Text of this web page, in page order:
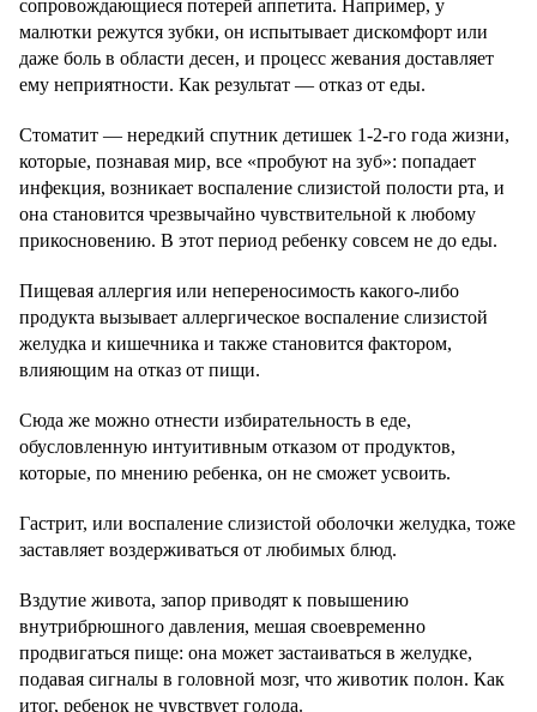
сопровождающиеся потерей аппетита. Например, у
малютки режутся зубки, он испытывает дискомфорт или
даже боль в области десен, и процесс жевания доставляет
ему неприятности. Как результат — отказ от еды.
Стоматит — нередкий спутник детишек 1-2-го года жизни,
которые, познавая мир, все «пробуют на зуб»: попадает
инфекция, возникает воспаление слизистой полости рта, и
она становится чрезвычайно чувствительной к любому
прикосновению. В этот период ребенку совсем не до еды.
Пищевая аллергия или непереносимость какого-либо
продукта вызывает аллергическое воспаление слизистой
желудка и кишечника и также становится фактором,
влияющим на отказ от пищи.
Сюда же можно отнести избирательность в еде,
обусловленную интуитивным отказом от продуктов,
которые, по мнению ребенка, он не сможет усвоить.
Гастрит, или воспаление слизистой оболочки желудка, тоже
заставляет воздерживаться от любимых блюд.
Вздутие живота, запор приводят к повышению
внутрибрюшного давления, мешая своевременно
продвигаться пище: она может застаиваться в желудке,
подавая сигналы в головной мозг, что животик полон. Как
итог, ребенок не чувствует голода.